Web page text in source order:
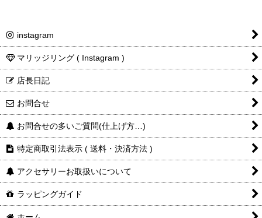
instagram
マリッジリング ( Instagram )
店長日記
お問合せ
お問合せの多いご質問(仕上げ方…)
特定商取引法表示 ( 送料・決済方法 )
アクセサリーお取扱いについて
ラッピングガイド